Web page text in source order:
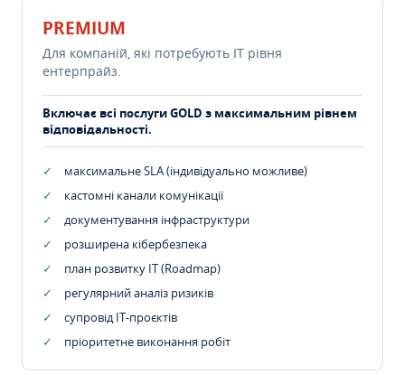
PREMIUM
Для компаній, які потребують ІТ рівня
ентерпрайз.
Включає всі послуги GOLD з максимальним рівнем
відповідальності.
максимальне SLA (індивідуально можливе)
кастомні канали комунікації
документування інфраструктури
розширена кібербезпека
план розвитку IT (Roadmap)
регулярний аналіз ризиків
супровід ІТ-проєктів
пріоритетне виконання робіт